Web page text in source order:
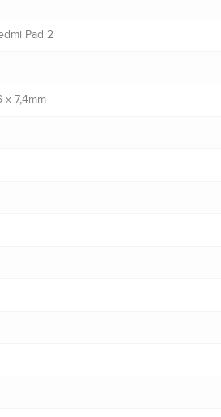
Pad 2
x 7,4mm